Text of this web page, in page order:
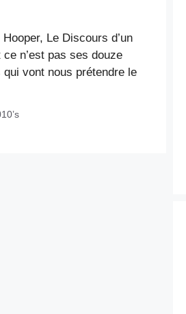
Le Discours d’un
n’est pas ses douze
vont nous prétendre le